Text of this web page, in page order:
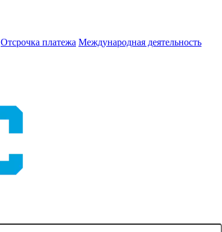
Отсрочка платежа Международная деятельность